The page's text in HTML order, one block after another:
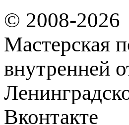
© 2008-2026
Мастерская
внутренней
Вконтакте